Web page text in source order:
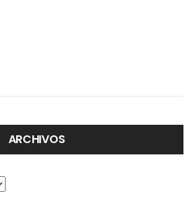
ARCHIVOS